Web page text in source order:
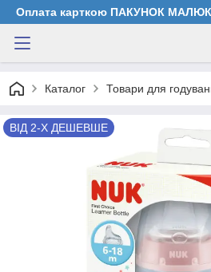
Оплата карткою ПАКУНОК МАЛЮКА
Каталог Товари для
ВІД 2-Х ДЕШЕВШЕ